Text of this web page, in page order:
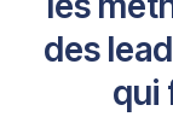
des
qui